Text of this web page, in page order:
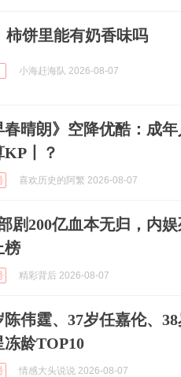
柿饼里能有奶香味吗
小海赶海队 2026-08-07
春晴朗》空降优酷：成
KP丨？
喜欢历史的阿繁 2026-08-07
剧200亿血本无归，内
榜
精彩背后 2026-08-07
陈伟霆、37岁任嘉伦、
冻龄TOP10
情感大头说说 2026-08-07